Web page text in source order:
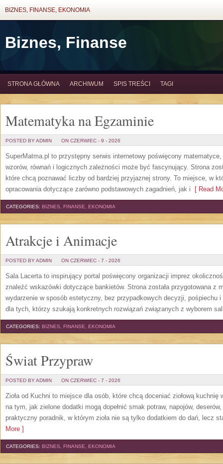
BIZNES, FINANSE, EKONOMIA
Biznes, Finanse
STRONA GŁÓWNA ARCHIWUM SPIS TREŚCI TAGI
Matematyka na Egzaminie
POSTED BY ADMIN ON CZERWIEC - 9 - 2026
SuperMatma.pl to przystępny serwis internetowy poświęcony
wzorów, równań i logicznych zależności może być fascynujący. Strona
które chcą poznawać liczby od bardziej przyjaznej strony. To miejsce, w
opracowania dotyczące zarówno podstawowych zagadnień, jak i [ Read
CATEGORIES: BIZNES, FINANSE, EKONOMIA
Atrakcje i Animacje
POSTED BY ADMIN ON CZERWIEC - 7 - 2026
Sala Lacerta to inspirujący portal poświęcony organizacji imprez
znaleźć wskazówki dotyczące bankietów. Strona została przygotowana z
wydarzenie w sposób estetyczny, bez przypadkowych decyzji, pośpiechu
dla tych, którzy szukają konkretnych rozwiązań związanych z wyborem
CATEGORIES: BIZNES, FINANSE, EKONOMIA
Świat Przypraw
POSTED BY ADMIN ON CZERWIEC - 7 - 2026
Zioła od Kuchni to miejsce dla osób, które chcą doceniać ziołową
na tym, jak zielone dodatki mogą dopełnić smak potraw, napojów,
praktyczny poradnik, w którym zioła nie są tylko dodatkiem do dań, lecz
More ]
CATEGORIES: BIZNES, FINANSE, EKONOMIA